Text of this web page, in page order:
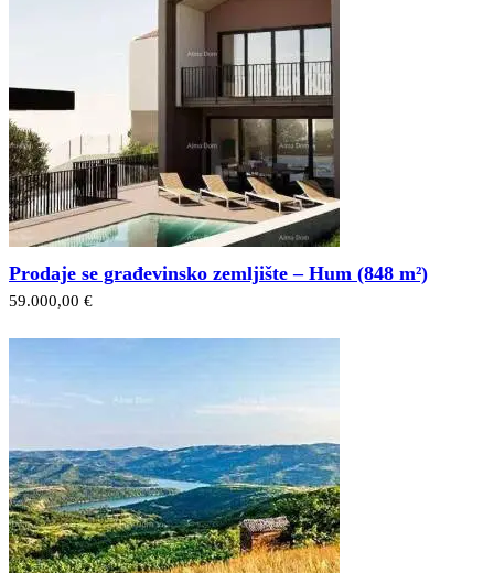
Prodaje se građevinsko zemljište – Hum (848 m²)
59.000,00 €